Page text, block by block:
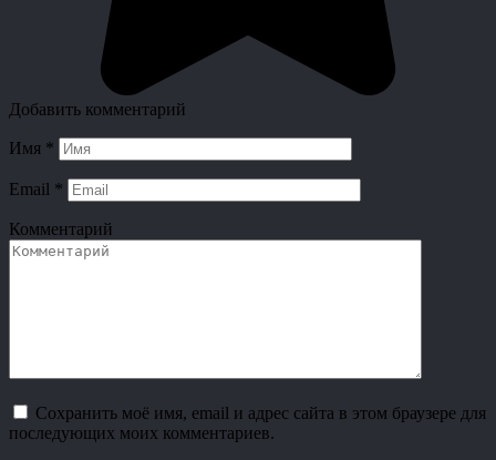
Добавить комментарий
Имя *
Email *
Комментарий
Сохранить моё имя, email и адрес сайта в этом браузере для
последующих моих комментариев.